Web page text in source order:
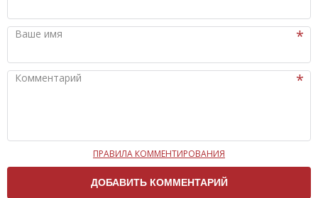
Ваше имя
Комментарий
Чтобы ваш комментарий был опубликован на сайте,
вам нужно придерживаться следующих правил:
ПРАВИЛА КОММЕНТИРОВАНИЯ